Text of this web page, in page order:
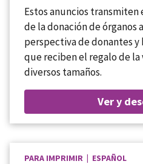
Estos anuncios
de la donación de órganos
perspectiva de donantes y
que reciben el regalo de la
diversos tamaños.
Ver y
PARA IMPRIMIR | ESPAÑOL